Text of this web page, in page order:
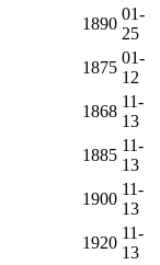
1890
01-
25
1875
01-
12
1868
11-
13
1885
11-
13
1900
11-
13
1920
11-
13